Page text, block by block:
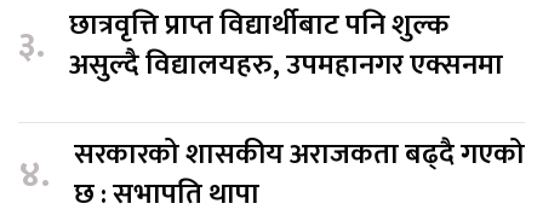
३. छात्रवृत्ति प्राप्त विद्यार्थीबाट पनि शुल्क
असुल्दै विद्यालयहरु, उपमहानगर एक्सनमा
४. सरकारको शासकीय अराजकता बढ्दै गएको
छ : सभापति थापा